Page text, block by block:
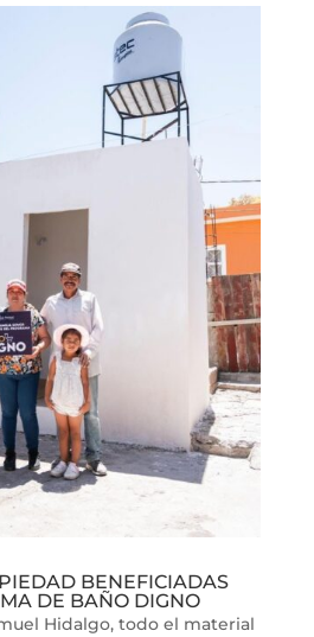
BENEFICIADAS
DE BAÑO DIGNO
Hidalgo, todo el material